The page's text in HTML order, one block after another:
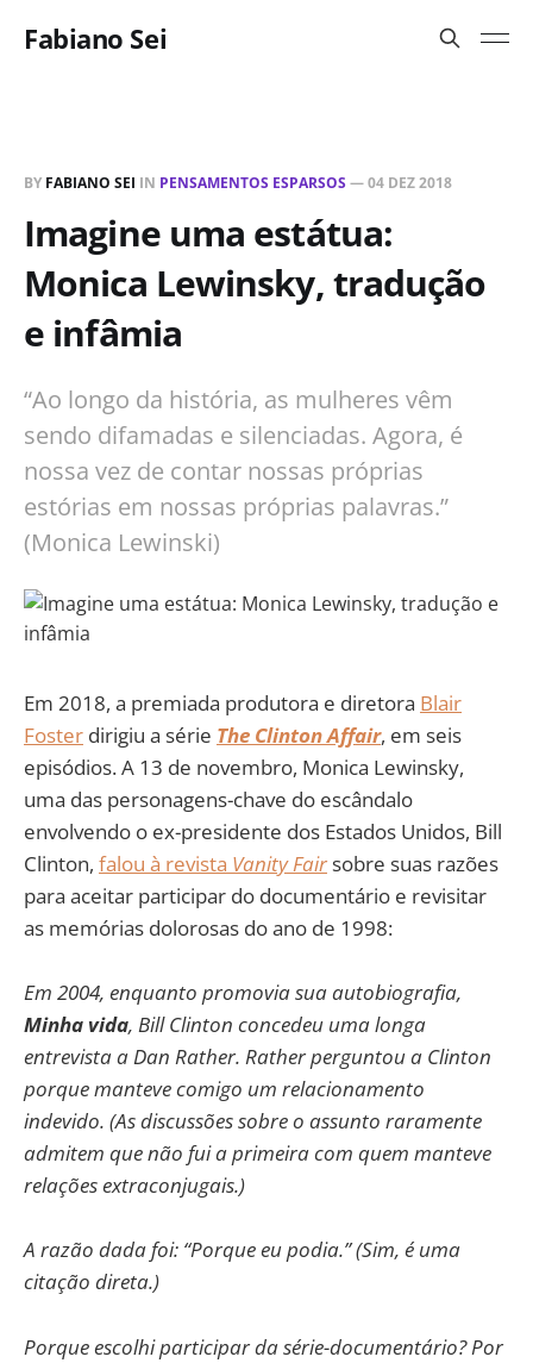
Fabiano Sei
BY FABIANO SEI IN PENSAMENTOS ESPARSOS —04 DEZ 2018
Imagine uma estátua:
Monica Lewinsky, tradução
e infâmia
“Ao longo da história, as mulheres vêm
sendo difamadas e silenciadas. Agora, é
nossa vez de contar nossas próprias
estórias em nossas próprias palavras.”
(Monica Lewinski)
Em 2018, a premiada produtora e diretora Blair
Foster dirigiu a série The Clinton Affair, em seis
episódios. A 13 de novembro, Monica Lewinsky,
uma das personagens-chave do escândalo
envolvendo o ex-presidente dos Estados Unidos, Bill
Clinton, falou à revista Vanity Fairsobre suas razões
para aceitar participar do documentário e revisitar
as memórias dolorosas do ano de 1998:
Em 2004, enquanto promovia sua autobiografia,
Minha vida, Bill Clinton concedeu uma longa
entrevista a Dan Rather. Rather perguntou a Clinton
porque manteve comigo um relacionamento
indevido. (As discussões sobre o assunto raramente
admitem que não fui a primeira com quem manteve
relações extraconjugais.)
A razão dada foi: “Porque eu podia.” (Sim, é uma
citação direta.)
Porque escolhi participar da série-documentário? Por